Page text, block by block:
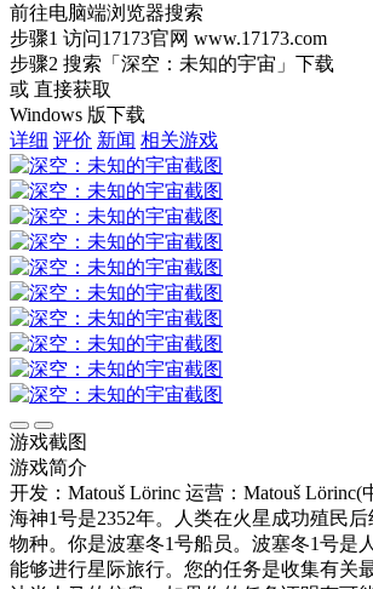
前往电脑端浏览器搜索
步骤1 访问17173官网 www.17173.com
步骤2 搜索 「深空：未知的宇宙」 下载
或 直接获取
Windows 版下载
详细 评价 新闻 相关游戏
游戏截图
游戏简介
开发：Matouš Lörinc 运营：Matouš Lörinc(
海神1号是2352年。人类在火星成功殖民
物种。你是波塞冬1号船员。波塞冬1号是
能够进行星际旅行。您的任务是收集有关